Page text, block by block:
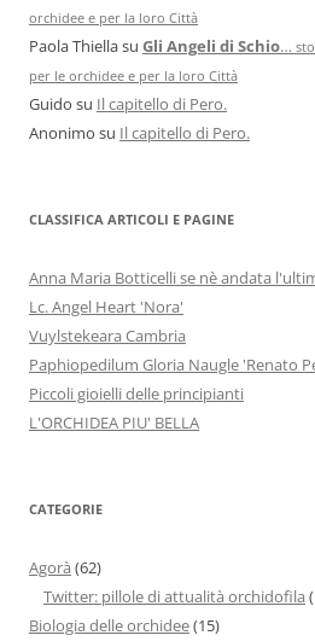
orchidee e per la loro Città
Paola Thiellasu Gli Angeli di Schio…
per le orchidee e per la loro Città
Guido su Il capitello di Pero.
Anonimo su Il capitello di Pero.
CLASSIFICA ARTICOLI E PAGINE
Anna Maria Botticelli se nè andata
Lc. Angel Heart 'Nora'
Vuylstekeara Cambria
Paphiopedilum Gloria Naugle 'Renato
Piccoli gioielli delle principianti
L'ORCHIDEA PIU' BELLA
CATEGORIE
Agorà (62)
Twitter: pillole di attualità orchidofila
Biologia delle orchidee(15)